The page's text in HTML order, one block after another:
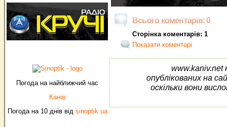
Погода на найближчий час
Канів
Погода на 10 днів від sinoptik.ua
Всього коментарів: 0
Сторінка коментарів: 1
Показати коментарі
www.kaniv.net
опублікованих на
оскільки вони